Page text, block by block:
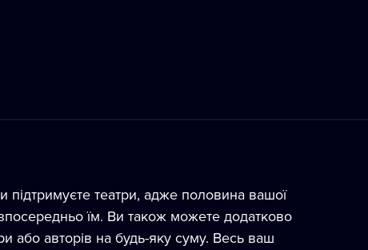
театри, адже половина вашої
їм. Ви також можете додатково
або авторів на будь-яку суму. Весь ваш